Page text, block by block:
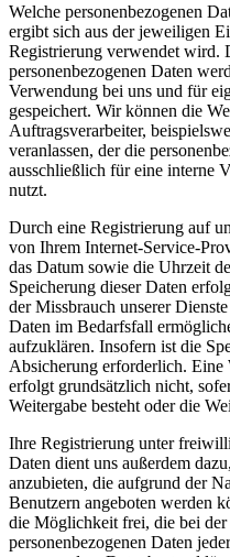
Welche personenbezogenen
ergibt sich aus der jeweiligen
Registrierung verwendet wird.
personenbezogenen Daten
Verwendung bei uns und für
gespeichert. Wir können die
Auftragsverarbeiter,
veranlassen, der die
ausschließlich für eine interne
nutzt.
Durch eine Registrierung auf
von Ihrem Internet-Service-
das Datum sowie die Uhrzeit
Speicherung dieser Daten
der Missbrauch unserer
Daten im Bedarfsfall
aufzuklären. Insofern ist die
Absicherung erforderlich. Eine
erfolgt grundsätzlich nicht,
Weitergabe besteht oder die
Ihre Registrierung unter
Daten dient uns außerdem
anzubieten, die aufgrund der
Benutzern angeboten werden
die Möglichkeit frei, die bei der
personenbezogenen Daten